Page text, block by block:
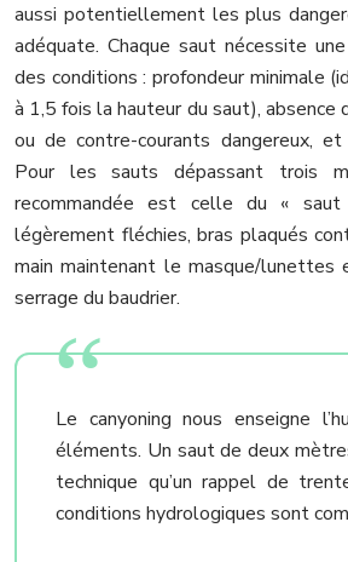
aussi potentiellement les plus
adéquate. Chaque saut nécessite une
des conditions : profondeur minimale
à 1,5 fois la hauteur du saut), absence
ou de contre-courants dangereux,
Pour les sauts dépassant trois
recommandée est celle du «
légèrement fléchies, bras plaqués
main maintenant le masque/lunettes
serrage du baudrier.
Le canyoning nous enseigne
éléments. Un saut de deux
technique qu’un rappel de
conditions hydrologiques sont